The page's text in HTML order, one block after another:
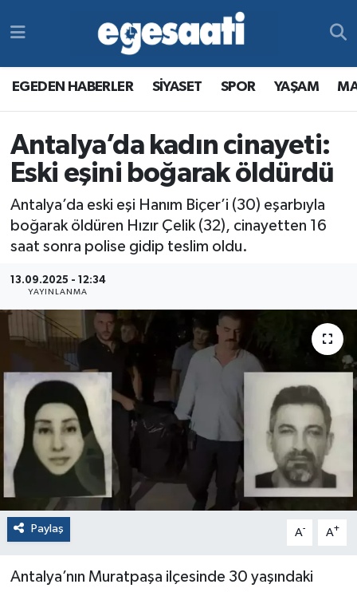
EGEDEN HABERLER SİYASET SPOR YAŞAM
Antalya’da kadın cinayeti:
Eski eşini boğarak öldürdü
Antalya’da eski eşi Hanım Biçer’i (30) eşarbıyla
boğarak öldüren Hızır Çelik (32), cinayetten 16
saat sonra polise gidip teslim oldu.
13.09.2025 - 12:34
YAYINLANMA
Paylaş A- A+
Antalya’nın Muratpaşa ilçesinde 30 yaşındaki
Yazarlar
YAŞAM
MAGAZİN
RESMİ REKLAMLAR
SPOR
YAŞAM
MAGAZİN
Süper Lig Puan Durumu ve Fikstür
Tüm Manşetler
Son Dakika Haberleri